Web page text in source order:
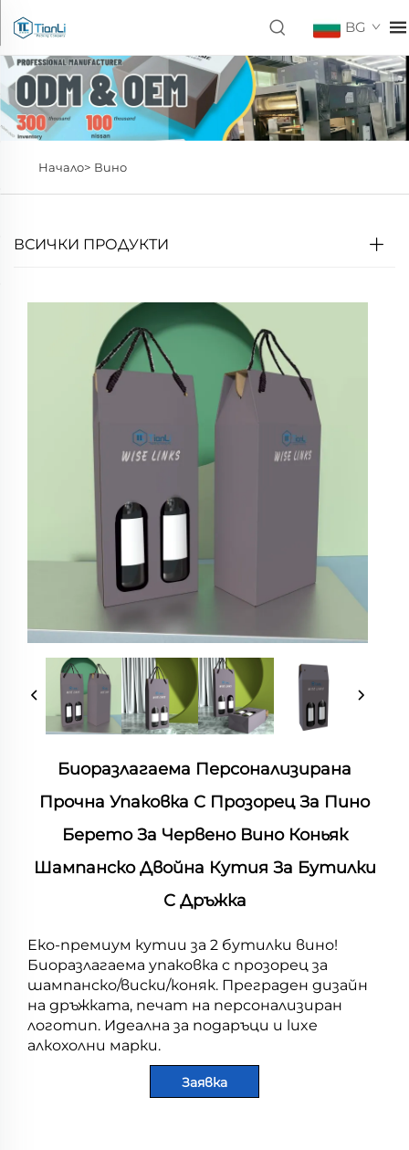
BG
Начало> Вино
ВСИЧКИ ПРОДУКТИ
Биоразлагаема Персонализирана
Прочна Упаковка С Прозорец За Пино
Берето За Червено Вино Коньяк
Шампанско Двойна Кутия За Бутилки
С Дръжка
Еко-премиум кутии за 2 бутилки вино!
Биоразлагаема упаковка с прозорец за
шампанско/виски/коняк. Преграден дизайн
на дръжката, печат на персонализиран
логотип. Идеална за подаръци и luxe
алкохолни марки.
Заявка